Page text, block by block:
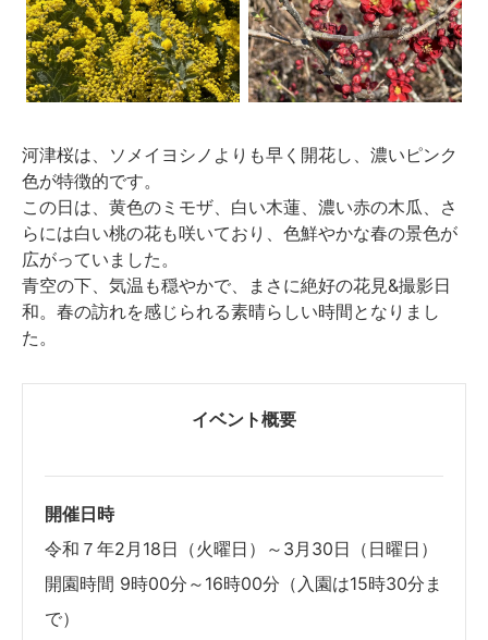
河津桜は、ソメイヨシノよりも早く開花し、濃いピンク
色が特徴的です。
この日は、黄色のミモザ、白い木蓮、濃い赤の木瓜、さ
らには白い桃の花も咲いており、色鮮やかな春の景色が
広がっていました。
青空の下、気温も穏やかで、まさに絶好の花見&撮影日
和。春の訪れを感じられる素晴らしい時間となりまし
た。
イベント概要
開催日時
令和７年2月18日（火曜日）～3月30日（日曜日）
開園時間 9時00分～16時00分（入園は15時30分ま
で）